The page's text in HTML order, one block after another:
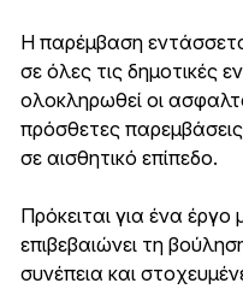
Η παρέμβαση
σε όλες τις δημοτικές
ολοκληρωθεί οι
πρόσθετες
σε αισθητικό επίπεδο.
Πρόκειται για ένα
επιβεβαιώνει τη
συνέπεια και